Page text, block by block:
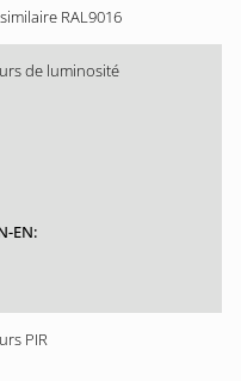
RAL9016
de luminosité
PIR